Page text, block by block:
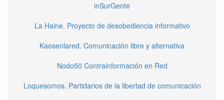
inSurGente
La Haine. Proyecto de desobediencia informativo
Kaosenlared. Comunicación libre y alternativa
Nodo50 Contrainformación en Red
Loquesomos. Partidarios de la libertad de comunicación